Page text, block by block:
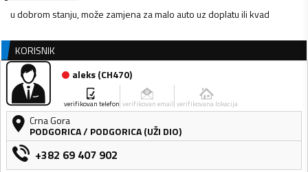
u dobrom stanju, može zamjena za malo auto uz doplatu ili kvad
KORISNIK
aleks(CH470)
verifikovan telefon verifikovan email verifikovana lokacija
Crna Gora
PODGORICA/ PODGORICA (UŽI DIO)
+382 69 407 902